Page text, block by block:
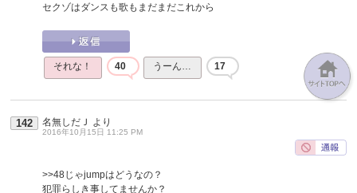
セクゾはダンスも歌もまだまだこれから
それな！ 40 うーん… 17
142 名無しだＪ より
2016年10月15日 11:25 PM
>>48じゃjumpはどうなの？
犯罪らしき事してませんか？